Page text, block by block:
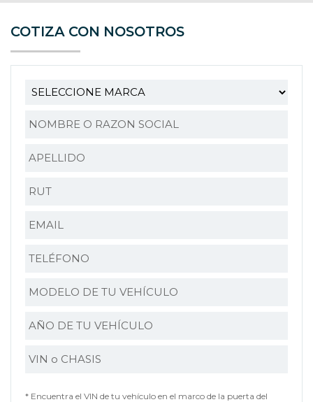
COTIZA CON NOSOTROS
* Encuentra el VIN de tu vehículo en el marco de la puerta del